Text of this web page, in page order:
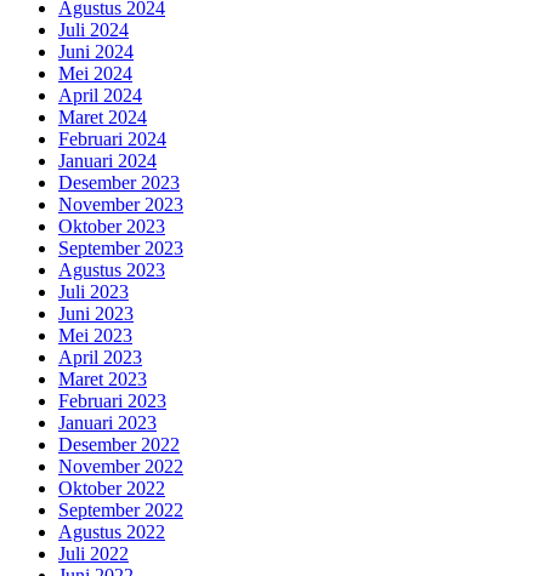
Agustus 2024
Juli 2024
Juni 2024
Mei 2024
April 2024
Maret 2024
Februari 2024
Januari 2024
Desember 2023
November 2023
Oktober 2023
September 2023
Agustus 2023
Juli 2023
Juni 2023
Mei 2023
April 2023
Maret 2023
Februari 2023
Januari 2023
Desember 2022
November 2022
Oktober 2022
September 2022
Agustus 2022
Juli 2022